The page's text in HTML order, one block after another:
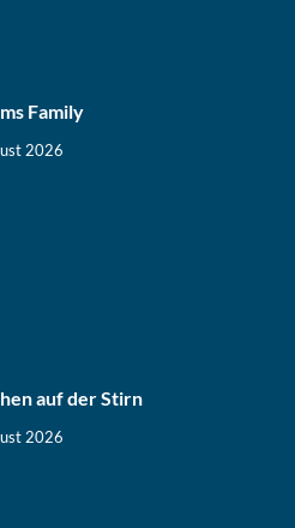
Family
2026
auf der Stirn
2026